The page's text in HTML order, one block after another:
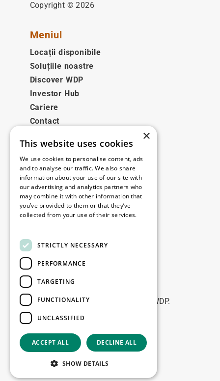
Copyright © 2026
Meniul
Locații disponibile
Soluțiile noastre
Discover WDP
Investor Hub
Cariere
Contact
Legale
Disclaimer
Privacy policy
Cookie policy
Contact
Fii la curent
Rămâneți la curent: abonați-vă la
newsletterele noastre de Marketing WDP.
Copyright © 2026
×
This website uses cookies
We use cookies to personalise content, ads
and to analyse our traffic. We also share
information about your use of our site with
our advertising and analytics partners who
may combine it with other information that
you’ve provided to them or that they’ve
collected from your use of their services.
STRICTLY NECESSARY
PERFORMANCE
TARGETING
FUNCTIONALITY
UNCLASSIFIED
ACCEPT ALL DECLINE ALL
SHOW DETAILS